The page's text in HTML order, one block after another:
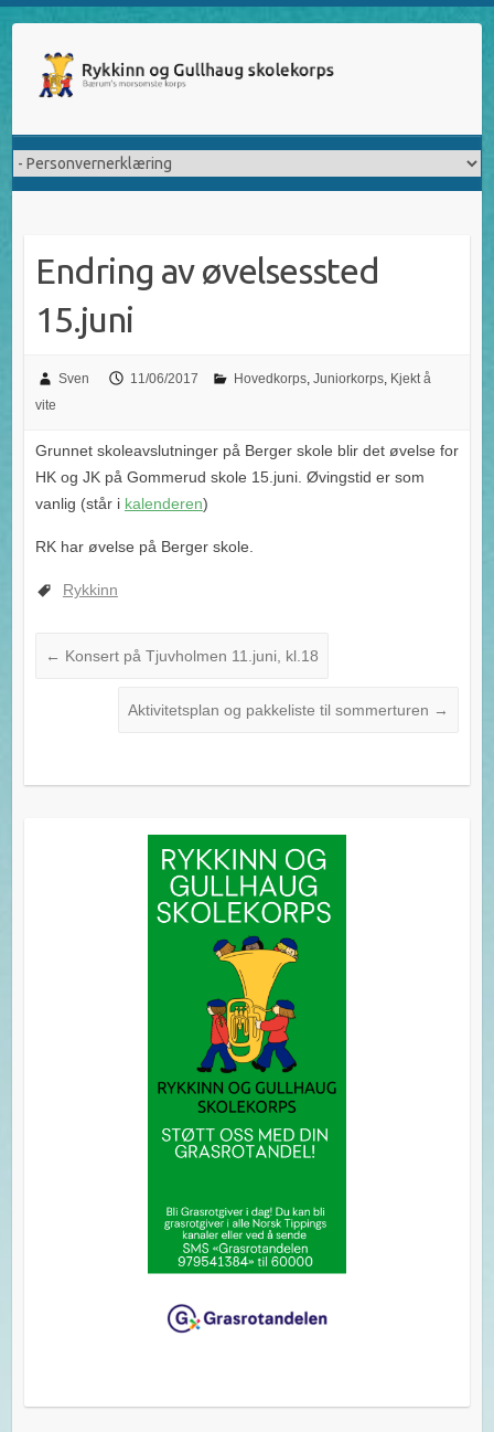
content
Endring av øvelsessted
15.juni
Sven 11/06/2017 Hovedkorps, Juniorkorps, Kjekt å
vite
Grunnet skoleavslutninger på Berger skole blir det øvelse for
HK og JK på Gommerud skole 15.juni. Øvingstid er som
vanlig (står i kalenderen)
RK har øvelse på Berger skole.
Rykkinn
← Konsert på Tjuvholmen 11.juni, kl.18
Aktivitetsplan og pakkeliste til sommerturen →